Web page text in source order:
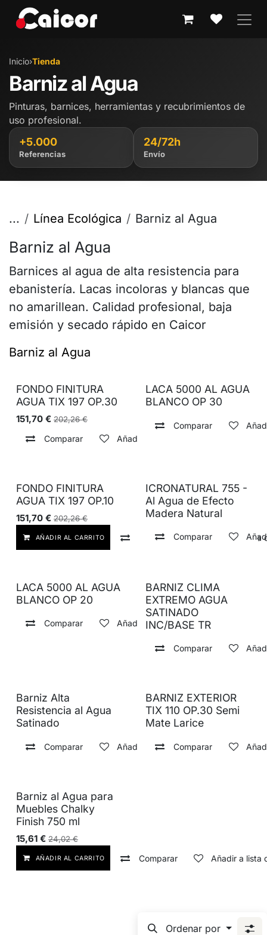
Inicio›Tienda
Barniz al Agua
Pinturas, barnices, herramientas y recubrimientos de
uso profesional.
+5.000
Referencias
24/72h
Envío
... Línea Ecológica Barniz al Agua
Barniz al Agua
Barnices al agua de alta resistencia para
ebanistería. Lacas incoloras y blancas que
no amarillean. Calidad profesional, baja
emisión y secado rápido en Caicor
Barniz al Agua
FONDO FINITURA
AGUA TIX 197 OP.30
151,70 € 202,26€
Comparar Añadir a lista de deseos
LACA 5000 AL AGUA
BLANCO OP 30
Comparar
FONDO FINITURA
AGUA TIX 197 OP.10
151,70 € 202,26€
AÑADIR AL CARRITO Comparar Añadir a lista
ICRONATURAL 755 -
Al Agua de Efecto
Madera Natural
Comparar
LACA 5000 AL AGUA
BLANCO OP 20
Comparar Añadir a lista de deseos
BARNIZ CLIMA
EXTREMO AGUA
SATINADO
INC/BASE TR
Comparar
Barniz Alta
Resistencia al Agua
Satinado
Comparar Añadir a lista de deseos
BARNIZ EXTERIOR
TIX 110 OP.30 Semi
Mate Larice
Comparar
Barniz al Agua para
Muebles Chalky
Finish 750 ml
15,61 € 24,02€
AÑADIR AL CARRITO Comparar Añadir a lista
Ordenar por